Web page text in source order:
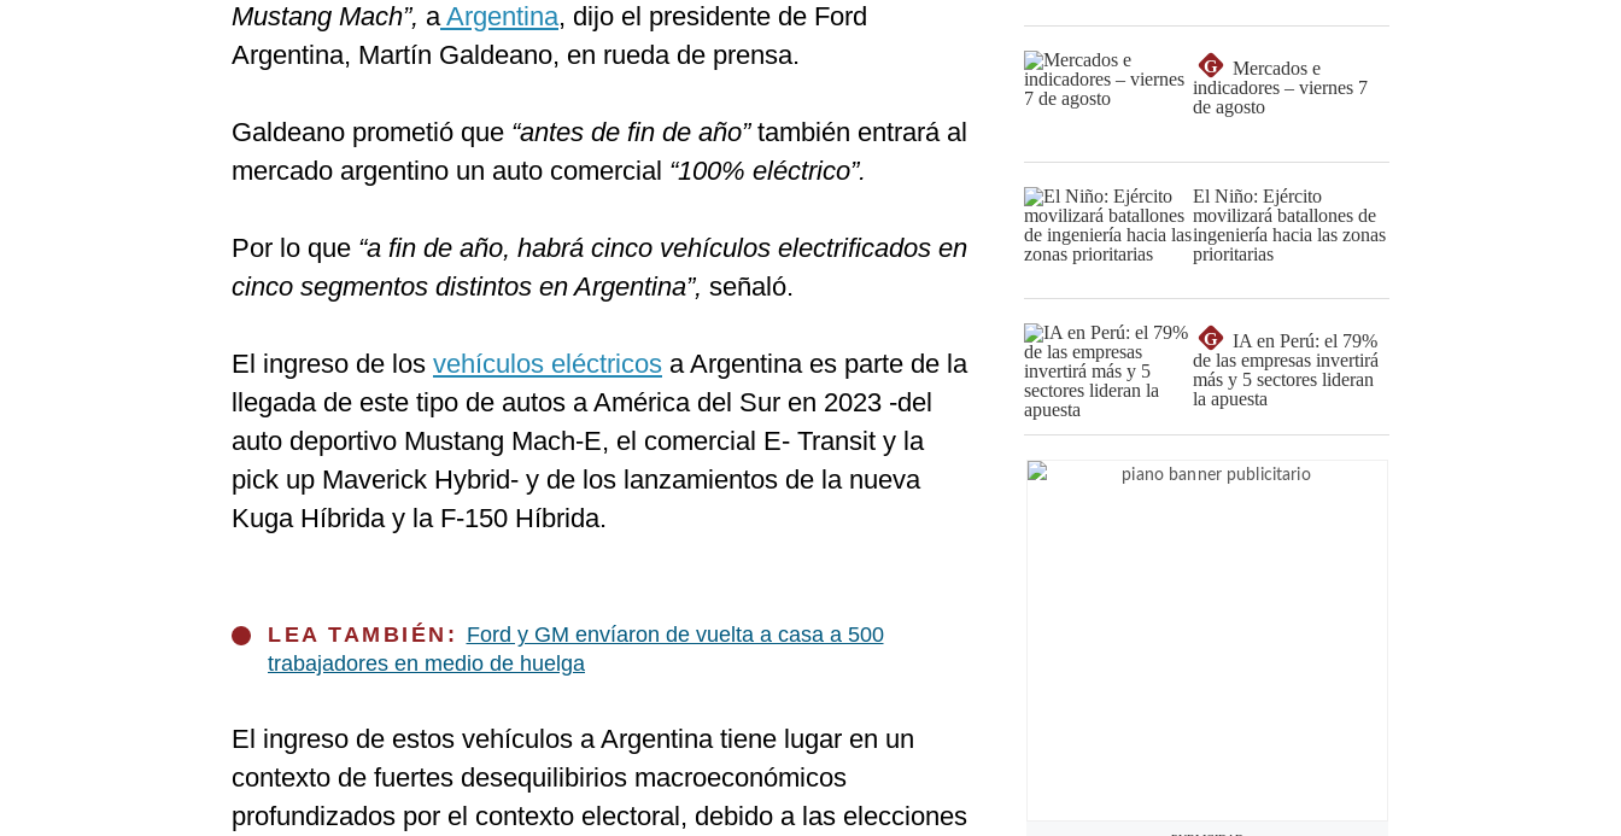
Mustang Mach”, aArgentina, dijo el presidente de Ford
Argentina, Martín Galdeano, en rueda de prensa.
Galdeano prometió que “antes de fin de año”también entrará al
mercado argentino un auto comercial “100% eléctrico”.
Por lo que “a fin de año, habrá cinco vehículos electrificados en
cinco segmentos distintos en Argentina”, señaló.
El ingreso de los vehículos eléctricos a Argentina es parte de la
llegada de este tipo de autos a América del Sur en 2023 -del
auto deportivo Mustang Mach-E, el comercial E- Transit y la
pick up Maverick Hybrid- y de los lanzamientos de la nueva
Kuga Híbrida y la F-150 Híbrida.
LEA TAMBIÉN: Ford y GM envíaron de vuelta a casa a 500
trabajadores en medio de huelga
El ingreso de estos vehículos a Argentina tiene lugar en un
contexto de fuertes desequilibirios macroeconómicos
profundizados por el contexto electoral, debido a las elecciones
G
Mercados e
indicadores – viernes 7
de agosto
El Niño: Ejército
movilizará batallones de
ingeniería hacia las zonas
prioritarias
G
IA en Perú: el 79%
de las empresas invertirá
más y 5 sectores lideran
la apuesta